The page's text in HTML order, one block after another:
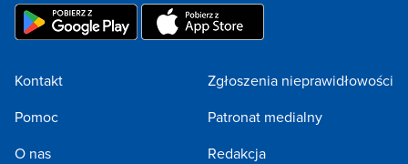
Kontakt
Pomoc
O nas
Zgłoszenia nieprawidłowości
Patronat medialny
Redakcja